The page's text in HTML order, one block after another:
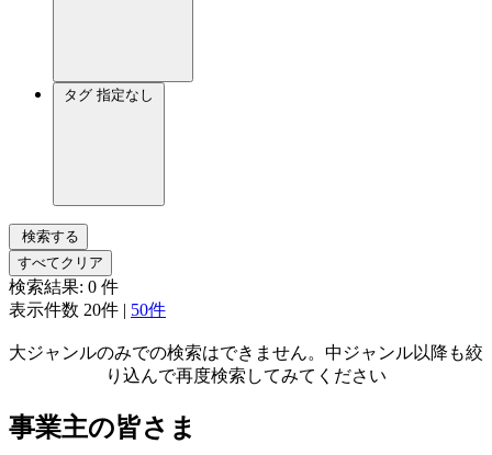
タグ 指定なし
検索する
すべてクリア
検索結果: 0 件
表示件数 20件 | 50件
大ジャンルのみでの検索はできません。中ジャンル以降も絞
り込んで再度検索してみてください
事業主の皆さま